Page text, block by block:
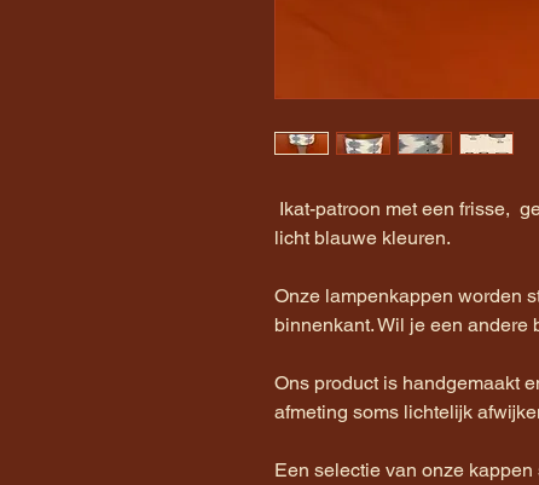
Ikat-patroon met een frisse,
licht blauwe kleuren.
Onze lampenkappen worden
binnenkant. Wil je een andere
Ons product is handgemaakt
afmeting soms lichtelijk
Een selectie van onze